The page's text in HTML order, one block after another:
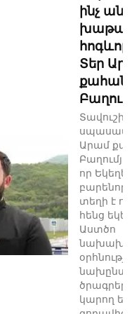
ինչ
հոգևոր
Տեր
Տավուշի
Արամ
որ
տեղի է
հենց
Աստծո
կարող են